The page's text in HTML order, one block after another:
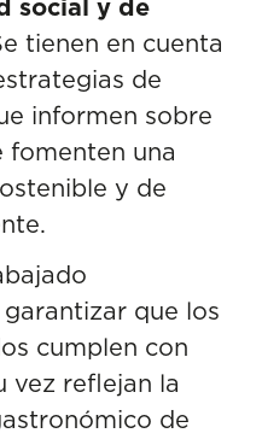
social y de
tienen en cuenta
de
informen sobre
fomenten una
y de
que los
cumplen con
vez reflejan la
de